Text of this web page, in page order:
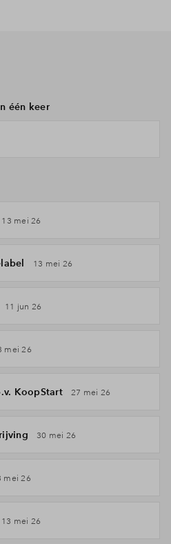
één keer
13 mei 26
13 mei 26
11 jun 26
mei 26
KoopStart 27 mei 26
30 mei 26
mei 26
13 mei 26